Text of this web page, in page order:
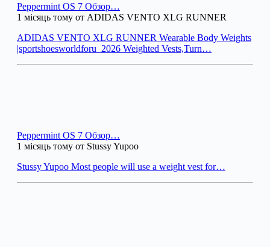
Peppermint OS 7 Обзор…
1 місяць тому от ADIDAS VENTO XLG RUNNER
ADIDAS VENTO XLG RUNNER Wearable Body Weights
|sportshoesworldforu_2026 Weighted Vests,Turn…
Peppermint OS 7 Обзор…
1 місяць тому от Stussy Yupoo
Stussy Yupoo Most people will use a weight vest for…